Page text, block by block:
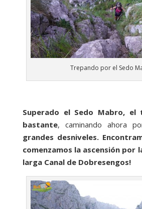
Trepando por el Sedo
Superado el Sedo Mabro, el
bastante, caminando ahora
grandes desniveles.
comenzamos la ascensión por
larga Canal de Dobresengos!